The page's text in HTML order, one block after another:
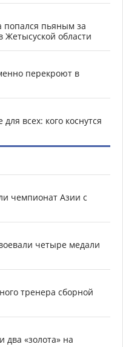
пьяным за
Жетысуской области
перекроют в
всех: кого коснутся
чемпионат Азии с
четыре медали
тренера сборной
два «золота» на